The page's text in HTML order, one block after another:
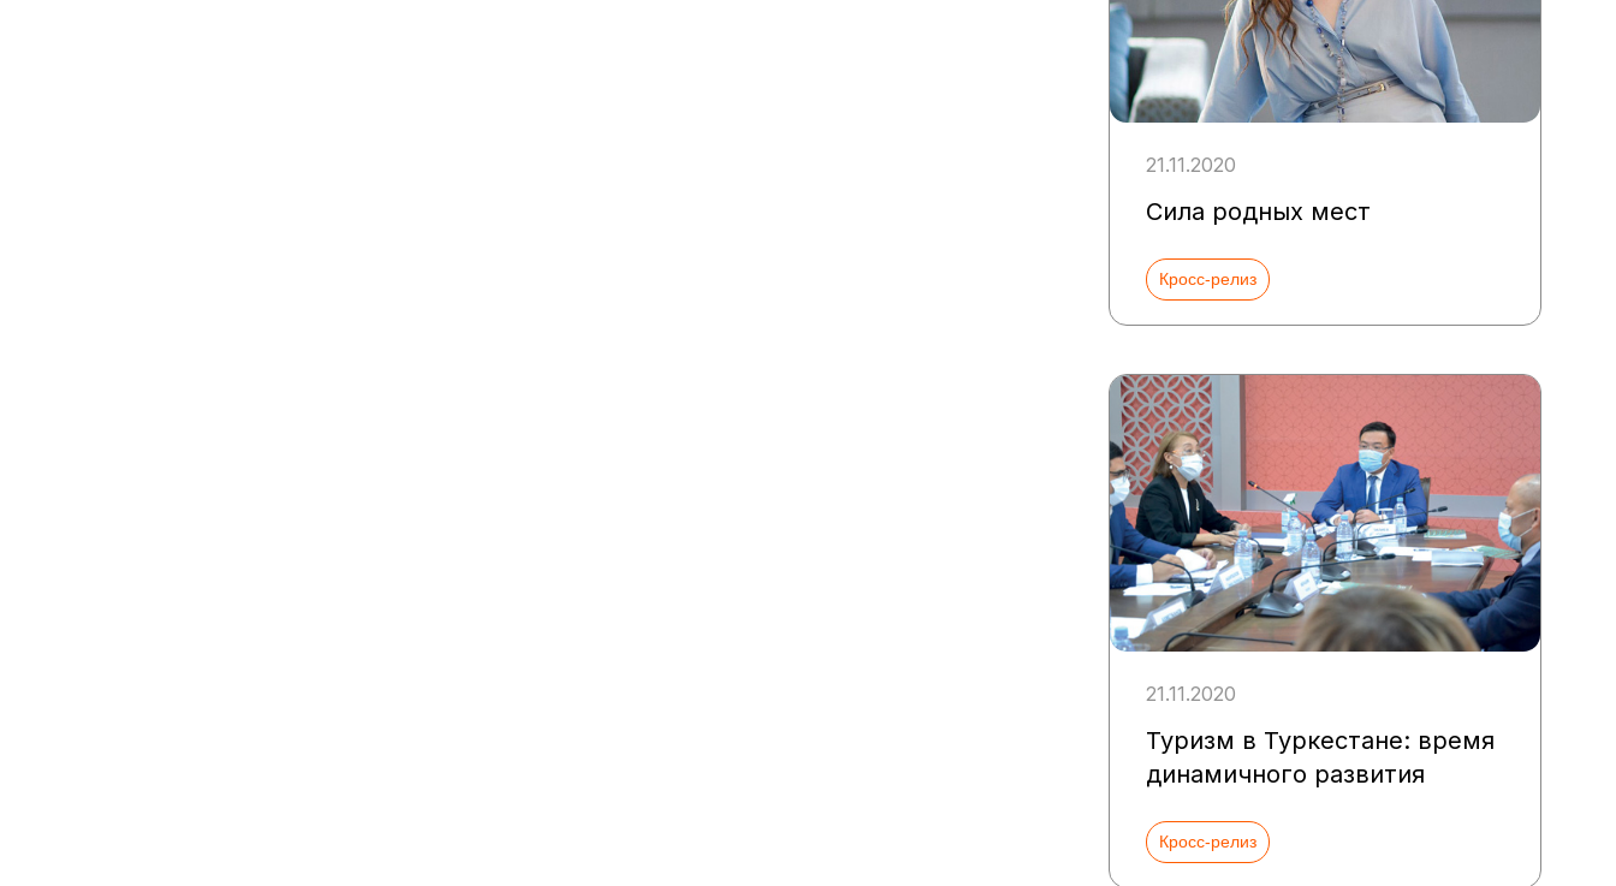
21.11.2020
Сила родных мест
Кросс-релиз
21.11.2020
Туризм в Туркестане: время
динамичного развития
Кросс-релиз